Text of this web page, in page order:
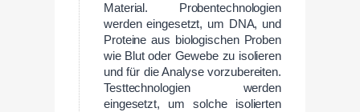
Material. Probentechnologien
werden eingesetzt, um DNA, und
Proteine aus biologischen Proben
wie Blut oder Gewebe zu isolieren
und für die Analyse vorzubereiten.
Testtechnologien werden
eingesetzt, um solche isolierten